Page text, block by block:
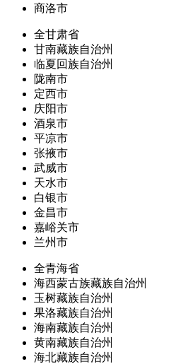
商洛市
全甘肃省
甘南藏族自治州
临夏回族自治州
陇南市
定西市
庆阳市
酒泉市
平凉市
张掖市
武威市
天水市
白银市
金昌市
嘉峪关市
兰州市
全青海省
海西蒙古族藏族自治州
玉树藏族自治州
果洛藏族自治州
海南藏族自治州
黄南藏族自治州
海北藏族自治州